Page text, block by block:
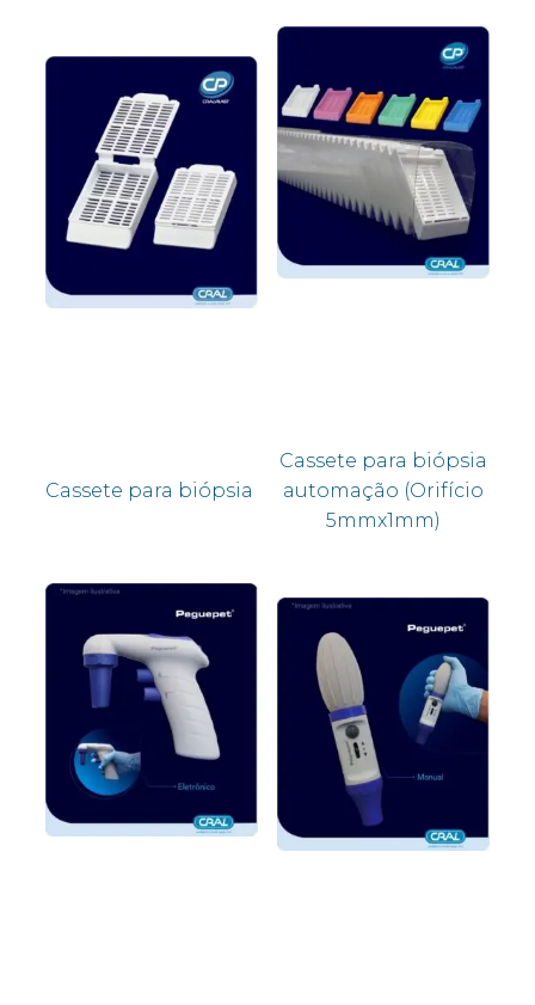
Cassete para biópsia
Cassete para biópsia
automação (Orifício
5mmx1mm)